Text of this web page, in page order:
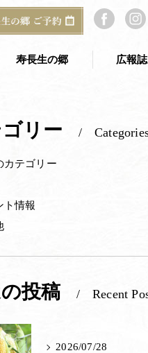
寿長生の郷
寿長生の郷 アクセス
ご予約・お問い合わせ
Bakery&Café 野坐
茶室
広報
する生き物を観察して学ぶツアーを
リー
カテゴリー
ト情報
投稿 Recent
2026/07/28